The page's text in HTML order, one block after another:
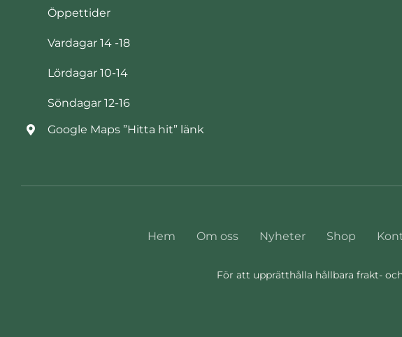
Öppettider
Vardagar 14 -18
Lördagar 10-14
Söndagar 12-16
Google Maps ”Hitta hit” länk
Hem Om oss Nyheter Shop
För att upprätthålla hållbara frakt-